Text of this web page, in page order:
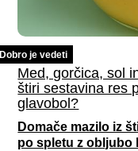
Dobro je vedeti
Med, gorčica, sol
štiri sestavina res
glavobol?
Domače mazilo iz
po spletu z obljubo